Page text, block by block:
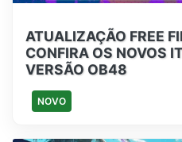
ATUALIZAÇÃO FREE
CONFIRA OS NOVOS
VERSÃO OB48
NOVO